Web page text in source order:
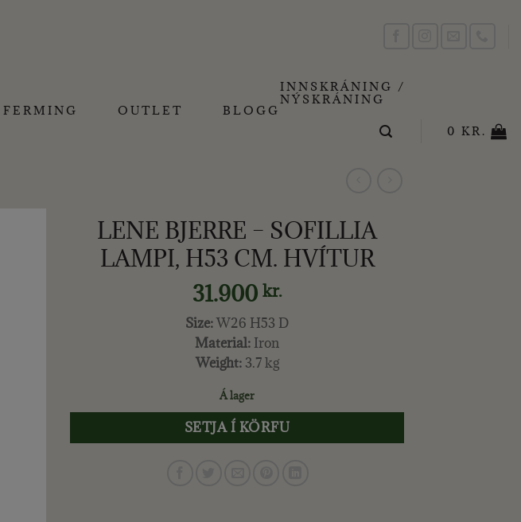
FERMING OUTLET BLOGG
INNSKRÁNING /
NÝSKRÁNING
0 KR.
LENE BJERRE – SOFILLIA
LAMPI, H53 CM. HVÍTUR
31.900 kr.
Size:W26 H53 D
Material: Iron
Weight:3.7 kg
Á lager
SETJA Í KÖRFU